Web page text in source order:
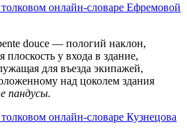
онлайн-словаре Ефремовой
douce — пологий наклон,
плоскость у входа в здание,
для въезда экипажей,
над цоколем здания
пандусы.
онлайн-словаре Кузнецова